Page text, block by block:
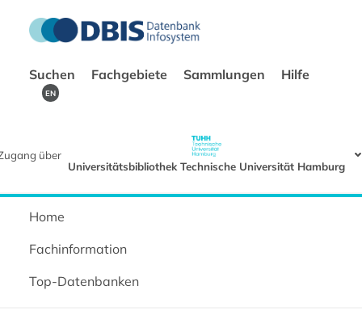
Suchen Fachgebiete Sammlungen Hilfe
EN
über
Universitätsbibliothek Technische Universität Hamburg
Home
Fachinformation
Top-Datenbanken